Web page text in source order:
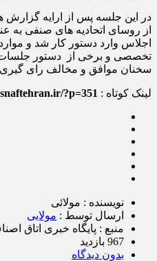
در این جلسه پس از ارایه گزارش
از روسای اتحادیه های صنفی به
اجلاس وارد دستور کار شد و
تخصصی و برخی از دستور جلسات
سخنان موافق و مخالف رای
لینک کوتاه : ?p=351
نویسنده : مولائی
ارسال توسط : مولایی
منبع : پایگاه خبری اتاق
967 بازدید
بدون دیدگاه